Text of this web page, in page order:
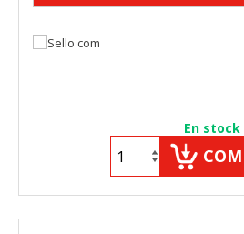
En stock